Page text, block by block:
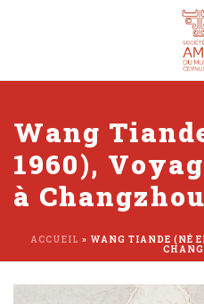
Wang
1960),
à Changzhou
ACCUEIL » WANG TIANDE (NÉ